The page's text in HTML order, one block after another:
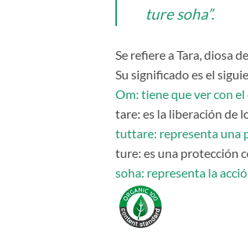
ture soha”.
Se refiere a Tara, diosa
Su significado es el
Om: tiene que ver con
tare: es la liberación de
tuttare: representa una
ture: es una protección
soha: representa la